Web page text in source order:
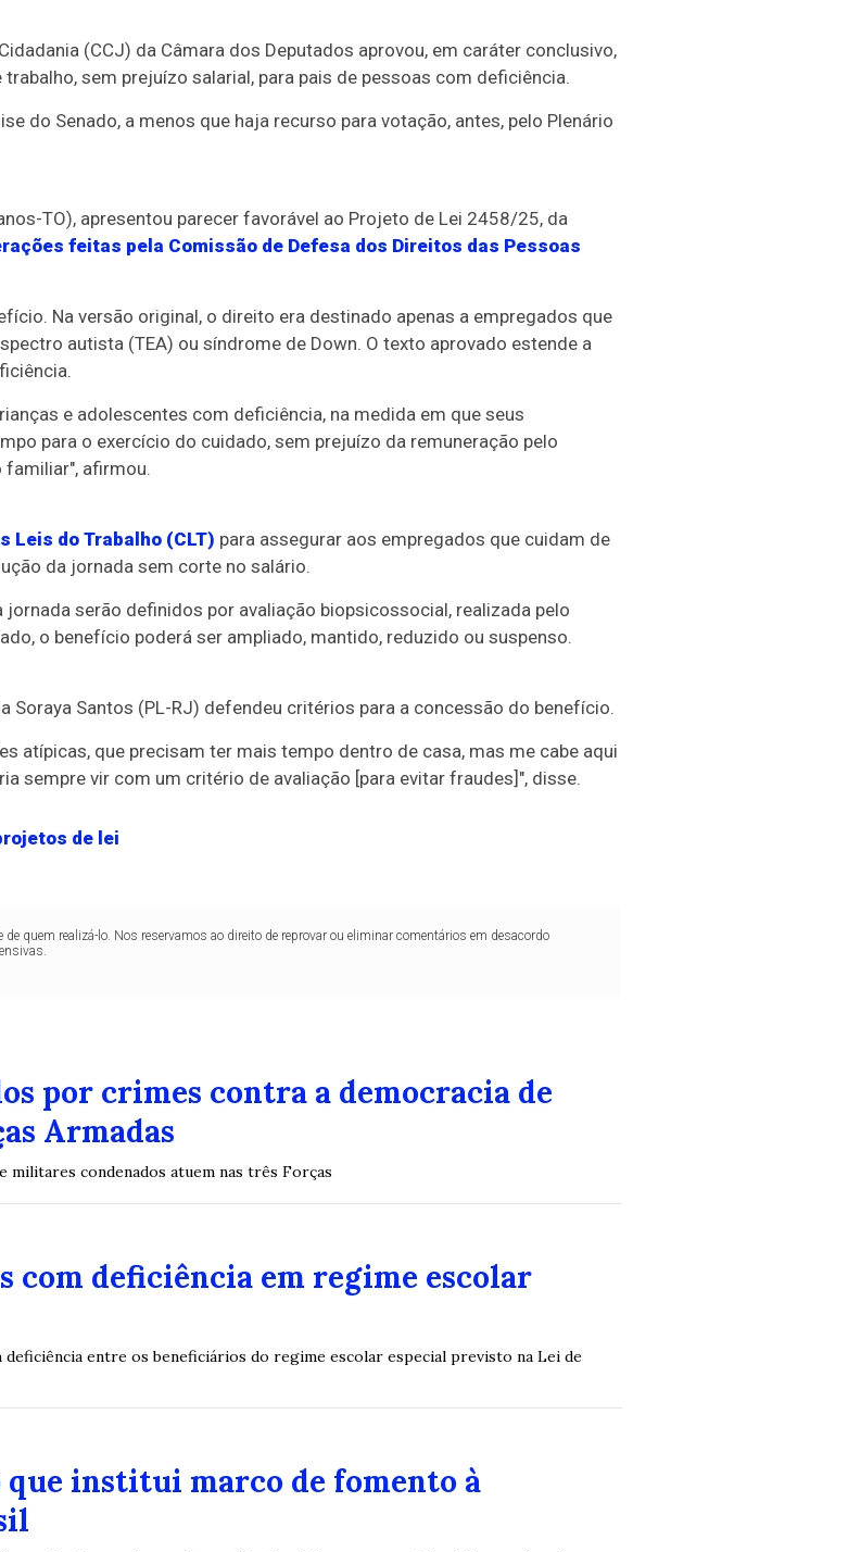
(CCJ) da Câmara dos Deputados aprovou, em caráter conclusivo,
sem prejuízo salarial, para pais de pessoas com deficiência.
do Senado, a menos que haja recurso para votação, antes, pelo Plenário
TO), apresentou parecer favorável ao Projeto de Lei 2458/25, da
feitas pela Comissão de Defesa dos Direitos das Pessoas
Na versão original, o direito era destinado apenas a empregados que
autista (TEA) ou síndrome de Down. O texto aprovado estende a
e adolescentes com deficiência, na medida em que seus
para o exercício do cuidado, sem prejuízo da remuneração pelo
afirmou.
Leis do Trabalho (CLT) para assegurar aos empregados que cuidam de
da jornada sem corte no salário.
serão definidos por avaliação biopsicossocial, realizada pelo
o benefício poderá ser ampliado, mantido, reduzido ou suspenso.
Soraya Santos (PL-RJ) defendeu critérios para a concessão do benefício.
atípicas, que precisam ter mais tempo dentro de casa, mas me cabe aqui
sempre vir com um critério de avaliação [para evitar fraudes]", disse.
de lei
quem realizá-lo. Nos reservamos ao direito de reprovar ou eliminar comentários em desacordo
por crimes contra a democracia de
Armadas
militares condenados atuem nas três Forças
com deficiência em regime escolar
entre os beneficiários do regime escolar especial previsto na Lei de
que institui marco de fomento à